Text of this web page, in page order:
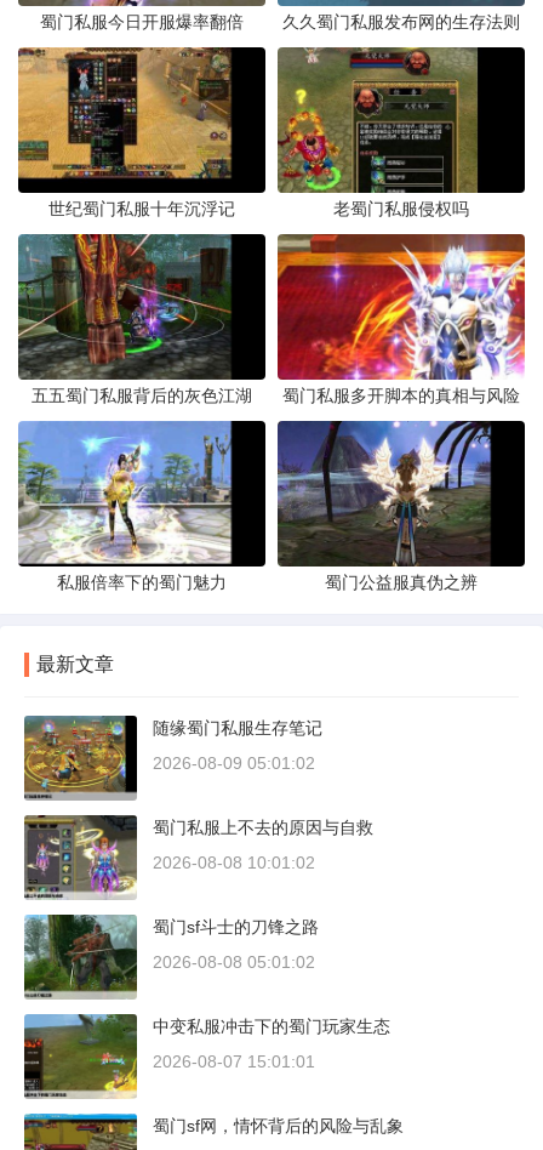
蜀门私服今日开服爆率翻倍 久久蜀门私服发布网的生存法则
世纪蜀门私服十年沉浮记 老蜀门私服侵权吗
五五蜀门私服背后的灰色江湖 蜀门私服多开脚本的真相与风险
私服倍率下的蜀门魅力 蜀门公益服真伪之辨
最新文章
随缘蜀门私服生存笔记
2026-08-09 05:01:02
蜀门私服上不去的原因与自救
2026-08-08 10:01:02
蜀门sf斗士的刀锋之路
2026-08-08 05:01:02
中变私服冲击下的蜀门玩家生态
2026-08-07 15:01:01
蜀门sf网，情怀背后的风险与乱象